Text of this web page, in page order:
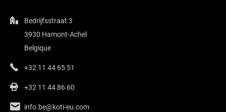
Bedrijfsstraat 3
3930 Hamont-Achel
Belgique
+32 11 44 65 51
+32 11 44 86 60
info.be@koti-eu.com